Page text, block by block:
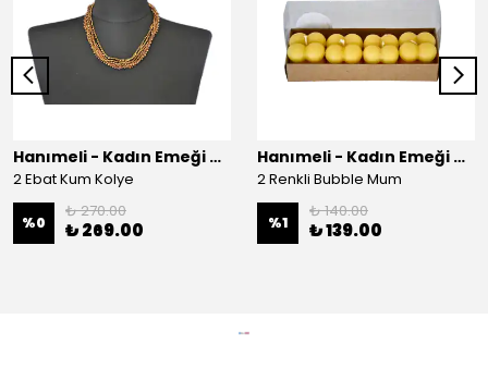
Hanımeli - Kadın Emeği Çarşısı
2 Ebat Kum Kolye
%0
₺ 270.00
₺ 269.00
Hanımeli - Kadın Emeği Çarşısı
2 Renkli Bubble Mum
%1
₺ 140.00
₺ 139.00